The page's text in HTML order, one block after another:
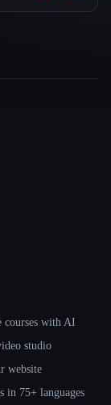
courses with AI
studio
website
in 75+ languages